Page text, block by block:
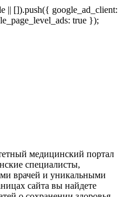
|| []).push({ google_ad_client:
true });
медицинский портал
специалисты,
врачей и уникальными
сайта вы найдете